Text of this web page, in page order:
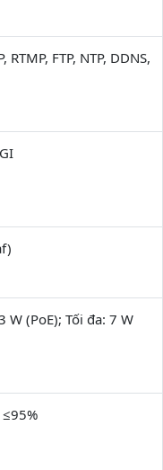
RTMP, FTP, NTP, DDNS,
W (PoE); Tối đa: 7 W
≤95%